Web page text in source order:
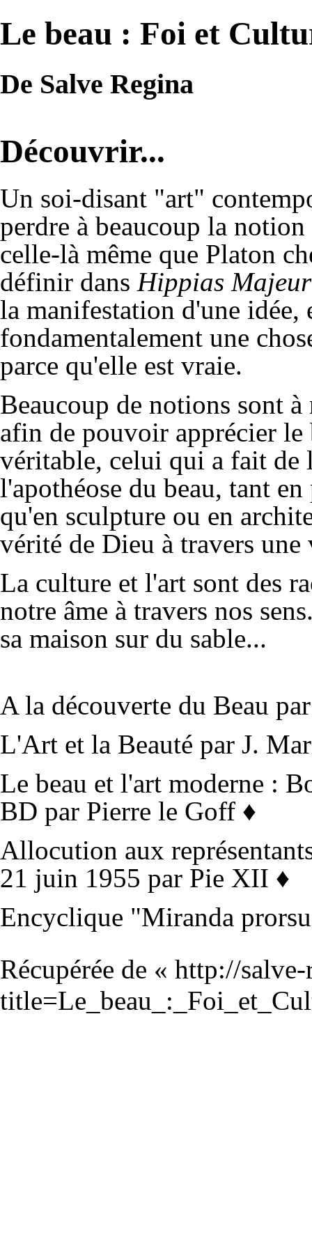
Le beau : Foi et
De Salve Regina
Découvrir...
Un soi-disant "art"
perdre à beaucoup la notion
celle-là même que Platon
définir dans Hippias Majeur
la manifestation d'une idée,
fondamentalement une
parce qu'elle est vraie.
Beaucoup de notions sont
afin de pouvoir apprécier le
véritable, celui qui a fait de
l'apothéose du beau, tant
qu'en sculpture ou en
vérité de Dieu à travers
La culture et l'art sont des
notre âme à travers nos
sa maison sur du sable...
A la découverte du Beau
L'Art et la Beauté par J.
Le beau et l'art moderne :
BD par Pierre le Goff ♦
Allocution aux
21 juin 1955 par Pie XII ♦
Encyclique "Miranda
Récupérée de « http://